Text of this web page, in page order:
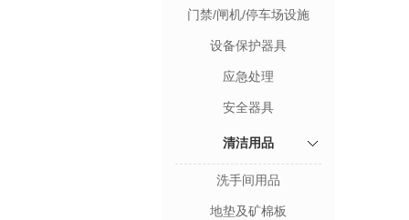
门禁/闸机/停车场设施
设备保护器具
应急处理
安全器具
清洁用品
洗手间用品
地垫及矿棉板